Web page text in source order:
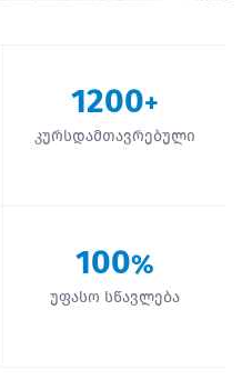
1200+
კურსდამთავრებული
100%
უფასო სწავლება